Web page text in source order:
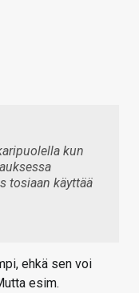
kun
tosiaan käyttää
ehkä sen voi
esim.